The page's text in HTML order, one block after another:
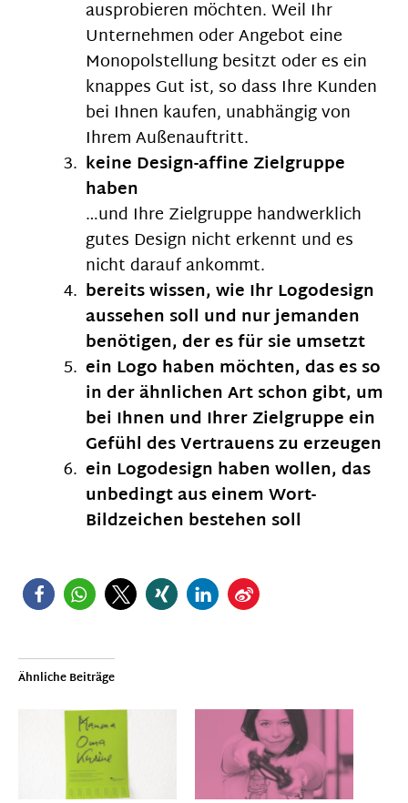
ausprobieren möchten. Weil Ihr
Unternehmen oder Angebot eine
Monopolstellung besitzt oder es ein
knappes Gut ist, so dass Ihre Kunden
bei Ihnen kaufen, unabhängig von
Ihrem Außenauftritt.
keine Design-affine Zielgruppe
haben
…und Ihre Zielgruppe handwerklich
gutes Design nicht erkennt und es
nicht darauf ankommt.
bereits wissen, wie Ihr Logodesign
aussehen soll und nur jemanden
benötigen, der es für sie umsetzt
ein Logo haben möchten, das es so
in der ähnlichen Art schon gibt, um
bei Ihnen und Ihrer Zielgruppe ein
Gefühl des Vertrauens zu erzeugen
ein Logodesign haben wollen, das
unbedingt aus einem Wort-
Bildzeichen bestehen soll
Ähnliche Beiträge